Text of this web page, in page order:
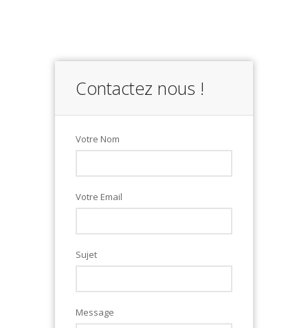
Contactez nous !
Votre Nom
Votre Email
Sujet
Message